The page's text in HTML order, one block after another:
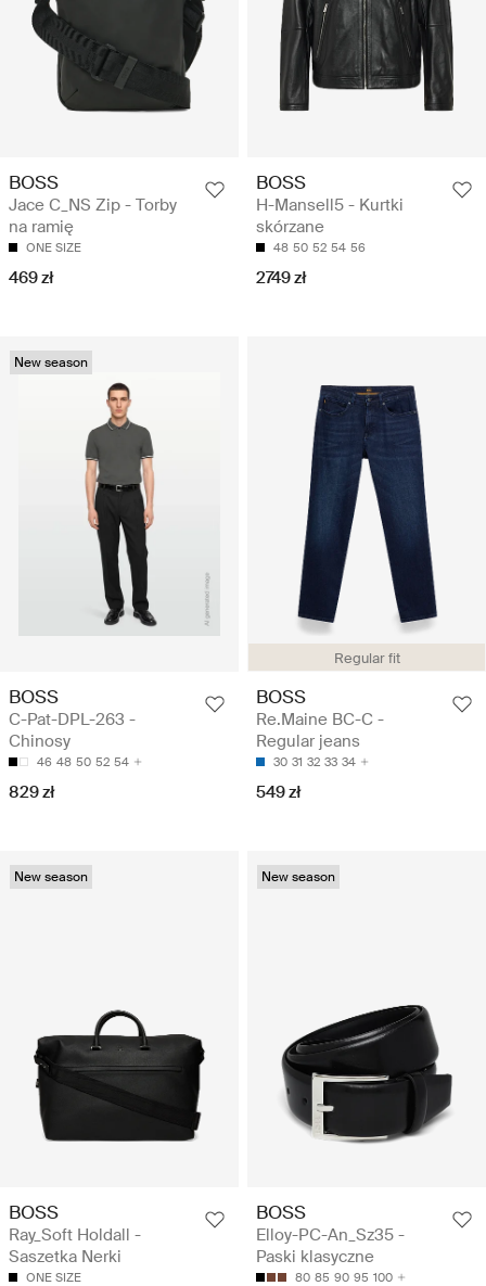
BOSS
Jace C_NS Zip - Torby
na ramię
ONE SIZE
469 zł
BOSS
H-Mansell5 - Kurtki
skórzane
48 50 52 54 56
2749 zł
New season
BOSS
C-Pat-DPL-263 -
Chinosy
46 48 50 52 54
829 zł
Regular fit
BOSS
Re.Maine BC-C -
Regular jeans
30 31 32 33 34
549 zł
New season
BOSS
Ray_Soft Holdall -
Saszetka Nerki
ONE SIZE
New season
BOSS
Elloy-PC-An_Sz35 -
Paski klasyczne
80 85 90 95 100